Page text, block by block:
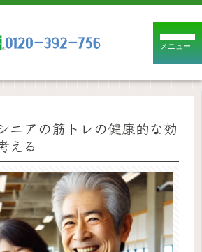
メニュー
ニアの筋トレの健康的な効
える